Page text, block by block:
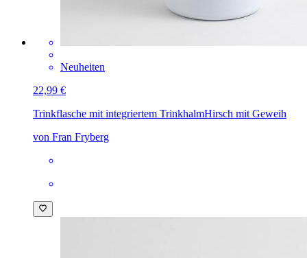
Neuheiten
22,99 €
Trinkflasche mit integriertem TrinkhalmHirsch mit Geweih
von Fran Fryberg